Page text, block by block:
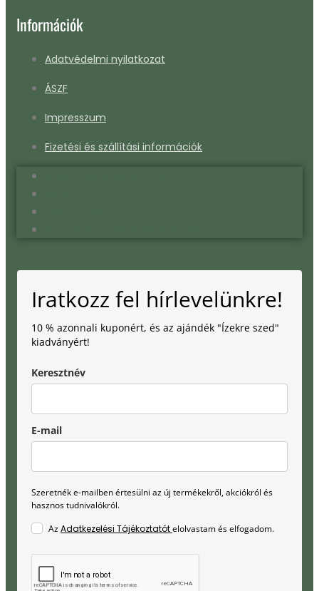
Információk
Adatvédelmi nyilatkozat
ÁSZF
Impresszum
Fizetési és szállítási információk
Iratkozz fel hírlevelünkre!
10 % azonnali kuponért, és az ajándék "Ízekre szed"
kiadványért!
Keresztnév
E-mail
Szeretnék e-mailben értesülni az új termékekről, akciókról és
hasznos tudnivalókról.
AzAdatkezelési Tájékoztatótelolvastam és elfogadom.